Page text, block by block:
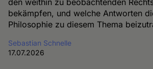
bekämpfen, und welche Antworten
Philosophie zu diesem Thema
Sebastian Schnelle
17.07.2026